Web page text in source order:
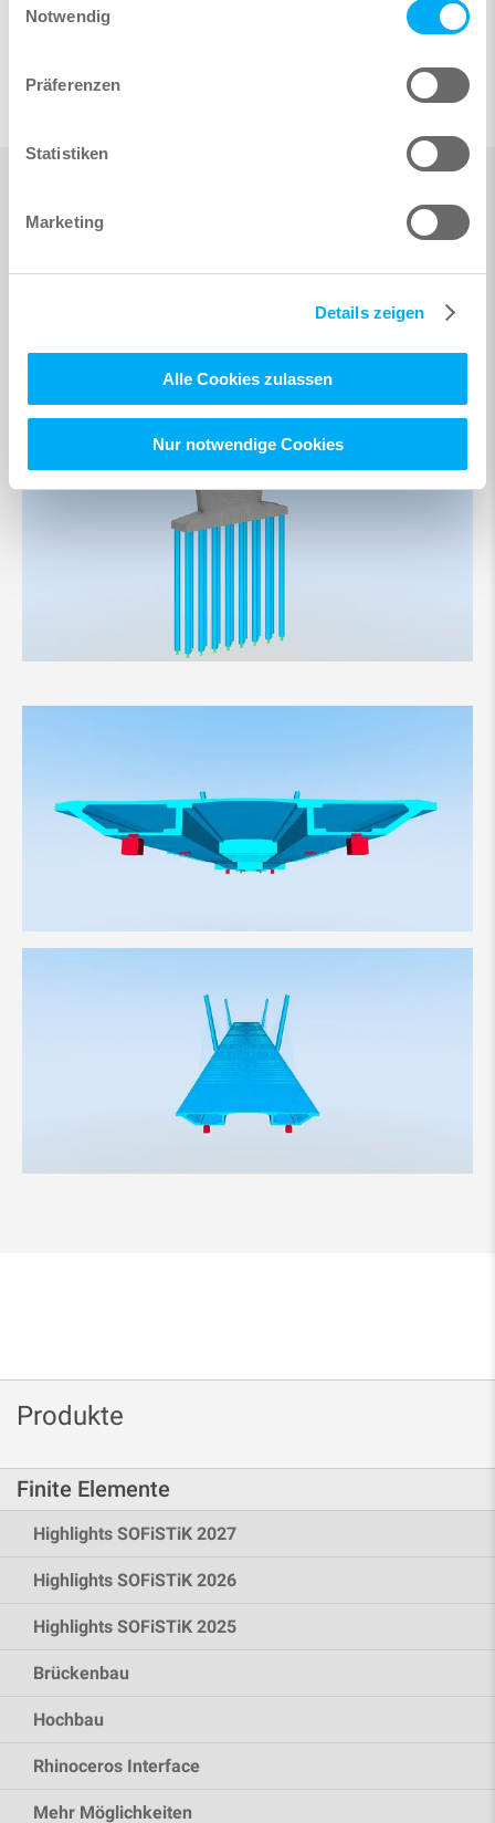
Notwendig
Präferenzen
Statistiken
Marketing
Details zeigen
Alle Cookies zulassen
Nur notwendige Cookies
Produkte
Finite Elemente
Highlights SOFiSTiK 2027
Highlights SOFiSTiK 2026
Highlights SOFiSTiK 2025
Brückenbau
Hochbau
Rhinoceros Interface
Mehr Möglichkeiten